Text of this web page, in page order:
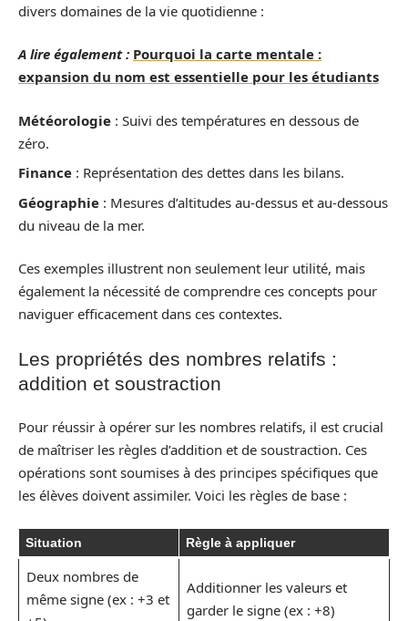
divers domaines de la vie quotidienne :
A lire également : Pourquoi la carte mentale :
expansion du nom est essentielle pour les étudiants
Météorologie : Suivi des températures en dessous de
zéro.
Finance : Représentation des dettes dans les bilans.
Géographie : Mesures d’altitudes au-dessus et au-dessous
du niveau de la mer.
Ces exemples illustrent non seulement leur utilité, mais
également la nécessité de comprendre ces concepts pour
naviguer efficacement dans ces contextes.
Les propriétés des nombres relatifs :
addition et soustraction
Pour réussir à opérer sur les nombres relatifs, il est crucial
de maîtriser les règles d’addition et de soustraction. Ces
opérations sont soumises à des principes spécifiques que
les élèves doivent assimiler. Voici les règles de base :
Situation Règle à appliquer
Deux nombres de
même signe (ex : +3 et
Additionner les valeurs et
garder le signe (ex : +8)